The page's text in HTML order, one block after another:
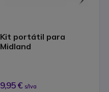
Kit portátil para
Midland
9,95 € s/Iva